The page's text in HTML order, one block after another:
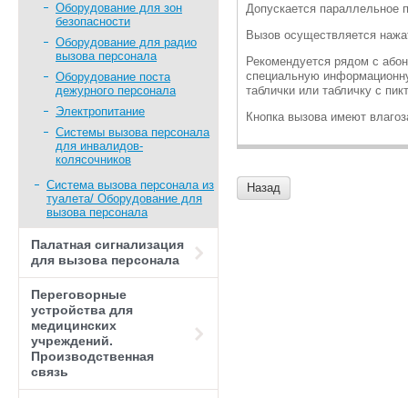
Оборудование для зон
безопасности
Оборудование для радио
вызова персонала
Оборудование поста
дежурного персонала
Электропитание
Системы вызова персонала
для инвалидов-
колясочников
Система вызова персонала из
туалета/ Оборудование для
вызова персонала
Палатная сигнализация
для вызова персонала
Переговорные
устройства для
медицинских
учреждений.
Производственная
связь
Допускается параллельное
Вызов осуществляется
Рекомендуется рядом с
специальную
таблички или табличку с
Кнопка вызова имеют
Назад